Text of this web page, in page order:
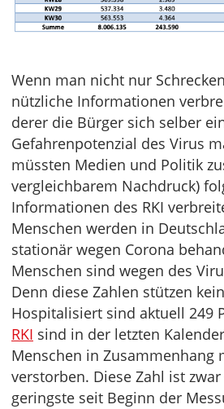
Wenn man nicht nur
nützliche Informationen
derer die Bürger sich selber
Gefahrenpotenzial des Virus
müssten Medien und Politik
vergleichbarem Nachdruck)
Informationen des RKI
Menschen werden in
stationär wegen Corona
Menschen sind wegen des
Denn diese Zahlen stützen
Hospitalisiert sind aktuell 249
RKI sind in der letzten
Menschen in Zusammenhang
verstorben. Diese Zahl ist
geringste seit Beginn der